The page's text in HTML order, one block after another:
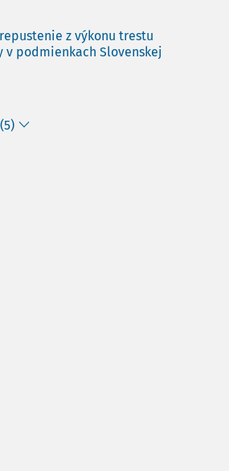
z výkonu trestu
v podmienkach Slovenskej